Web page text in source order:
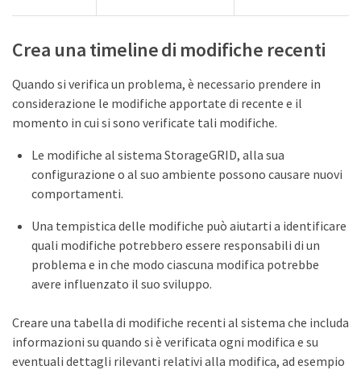
Crea una timeline di modifiche recenti
Quando si verifica un problema, è necessario prendere in
considerazione le modifiche apportate di recente e il
momento in cui si sono verificate tali modifiche.
Le modifiche al sistema StorageGRID, alla sua
configurazione o al suo ambiente possono causare nuovi
comportamenti.
Una tempistica delle modifiche può aiutarti a identificare
quali modifiche potrebbero essere responsabili di un
problema e in che modo ciascuna modifica potrebbe
avere influenzato il suo sviluppo.
Creare una tabella di modifiche recenti al sistema che includa
informazioni su quando si è verificata ogni modifica e su
eventuali dettagli rilevanti relativi alla modifica, ad esempio